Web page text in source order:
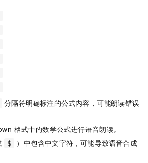
分隔符明确标注的公式内容，可能朗读错误
格式中的数学公式进行语音朗读。
$
）中包含中文字符，可能导致语音合成